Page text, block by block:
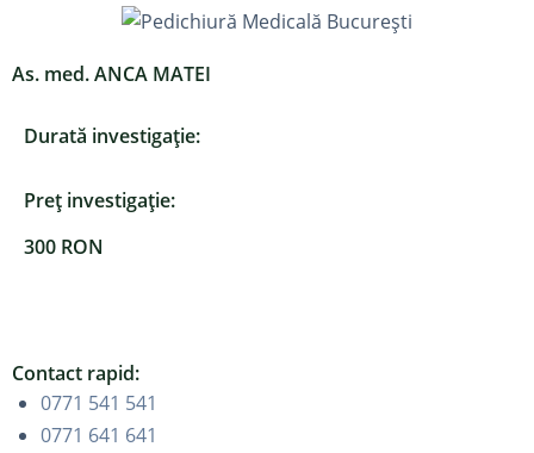
As. med. ANCA MATEI
Durată investigație:
Preț investigație:
300 RON
Contact rapid:
0771 541 541
0771 641 641